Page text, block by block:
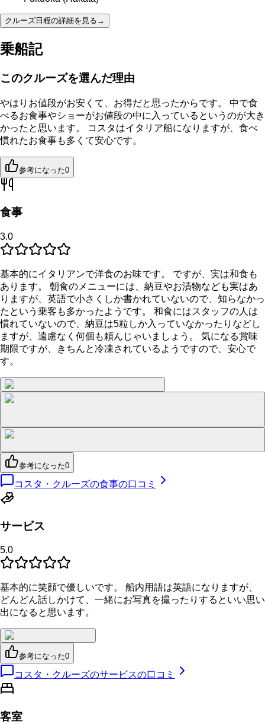
クルーズ日程の詳細を見る →
乗船記
このクルーズを選んだ理由
やはりお値段がお安くて、お得だと思ったからです。 中で食
べるお食事やショーがお値段の中に入っているというのが大き
かったと思います。 コスタはイタリア船になりますが、食べ
慣れたお食事も多くて安心です。
参考になった0
食事
3.0
基本的にイタリアンで洋食のお味です。 ですが、実は和食も
あります。 朝食のメニューには、納豆やお漬物なども実はあ
りますが、英語で小さくしか書かれていないので、知らなかっ
たという乗客も多かったようです。 和食にはスタッフの人は
慣れていないので、納豆は5粒しか入っていなかったりなどし
ますが、遠慮なく何個も頼んじゃいましょう。 気になる賞味
期限ですが、きちんと冷凍されているようですので、安心で
す。
参考になった0
コスタ・クルーズの食事の口コミ
サービス
5.0
基本的に笑顔で優しいです。 船内用語は英語になりますが、
どんどん話しかけて、一緒にお写真を撮ったりするといい思い
出になると思います。
参考になった0
コスタ・クルーズのサービスの口コミ
客室